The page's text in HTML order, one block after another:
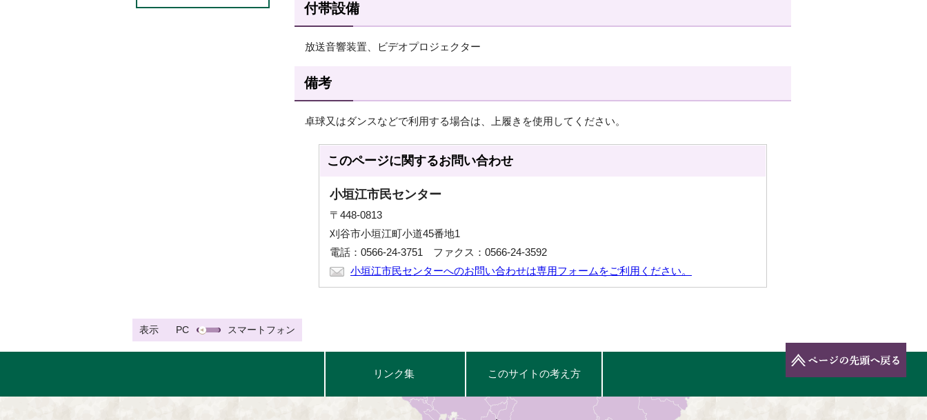
付帯設備
放送音響装置、ビデオプロジェクター
備考
卓球又はダンスなどで利用する場合は、上履きを使用してください。
このページに関するお問い合わせ
小垣江市民センター
〒448-0813
刈谷市小垣江町小道45番地1
電話：0566-24-3751 ファクス：0566-24-3592
小垣江市民センターへのお問い合わせは専用フォームをご利用ください。
表示 PC スマートフォン
リンク集 このサイトの考え方